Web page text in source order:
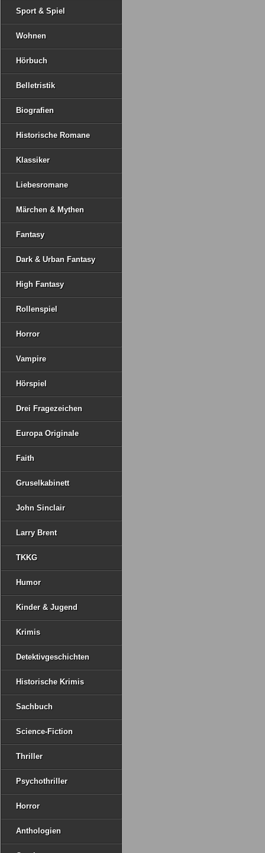
Sport & Spiel
Wohnen
Hörbuch
Belletristik
Biografien
Historische Romane
Klassiker
Liebesromane
Märchen & Mythen
Fantasy
Dark & Urban Fantasy
High Fantasy
Rollenspiel
Horror
Vampire
Hörspiel
Drei Fragezeichen
Europa Originale
Faith
Gruselkabinett
John Sinclair
Larry Brent
TKKG
Humor
Kinder & Jugend
Krimis
Detektivgeschichten
Historische Krimis
Sachbuch
Science-Fiction
Thriller
Psychothriller
Horror
Anthologien